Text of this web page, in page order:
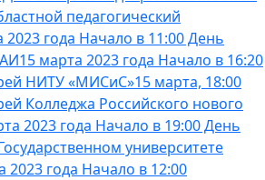
педагогический
2023 года Начало в 11:00 День
15 марта 2023 года Начало в 16:20
НИТУ «МИСиС»15 марта, 18:00
Колледжа Российского нового
2023 года Начало в 19:00 День
университете
2023 года Начало в 12:00